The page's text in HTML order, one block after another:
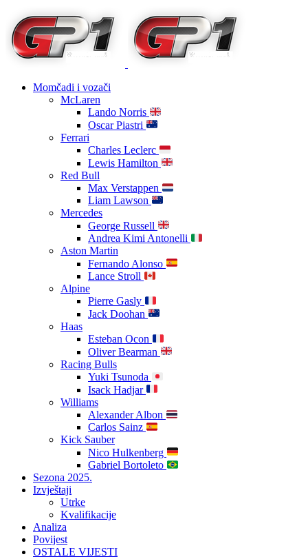
Momčadi i vozači
McLaren
Lando Norris
Oscar Piastri
Ferrari
Charles Leclerc
Lewis Hamilton
Red Bull
Max Verstappen
Liam Lawson
Mercedes
George Russell
Andrea Kimi Antonelli
Aston Martin
Fernando Alonso
Lance Stroll
Alpine
Pierre Gasly
Jack Doohan
Haas
Esteban Ocon
Oliver Bearman
Racing Bulls
Yuki Tsunoda
Isack Hadjar
Williams
Alexander Albon
Carlos Sainz
Kick Sauber
Nico Hulkenberg
Gabriel Bortoleto
Sezona 2025.
Izvještaji
Utrke
Kvalifikacije
Analiza
Povijest
OSTALE VIJESTI